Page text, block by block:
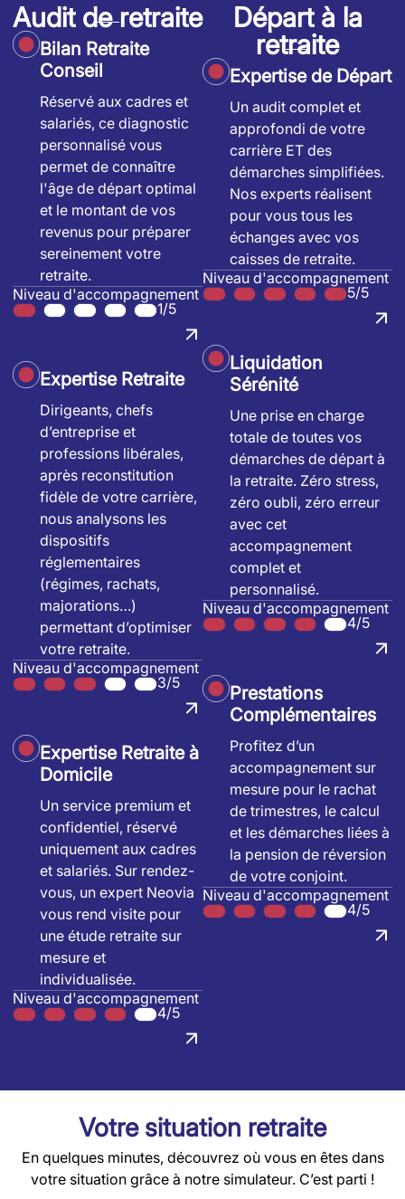
Audit de retraite
Bilan Retraite
Conseil
Réservé aux cadres et
salariés, ce diagnostic
personnalisé vous
permet de connaître
l'âge de départ optimal
et le montant de vos
revenus pour préparer
sereinement votre
retraite.
Niveau d'accompagnement
1/5
Expertise Retraite
Dirigeants, chefs
d’entreprise et
professions libérales,
après reconstitution
fidèle de votre carrière,
nous analysons les
dispositifs
réglementaires
(régimes, rachats,
majorations…)
permettant d’optimiser
votre retraite.
Niveau d'accompagnement
3/5
Expertise Retraite à
Domicile
Un service premium et
confidentiel, réservé
uniquement aux cadres
et salariés. Sur rendez-
vous, un expert Neovia
vous rend visite pour
une étude retraite sur
mesure et
individualisée.
Niveau d'accompagnement
4/5
Départ à la
retraite
Expertise de Départ
Un audit complet et
approfondi de votre
carrière ET des
démarches simplifiées.
Nos experts réalisent
pour vous tous les
échanges avec vos
caisses de retraite.
Niveau d'accompagnement
5/5
Liquidation
Sérénité
Une prise en charge
totale de toutes vos
démarches de départ à
la retraite. Zéro stress,
zéro oubli, zéro erreur
avec cet
accompagnement
complet et
personnalisé.
Niveau d'accompagnement
4/5
Prestations
Complémentaires
Profitez d’un
accompagnement sur
mesure pour le rachat
de trimestres, le calcul
et les démarches liées à
la pension de réversion
de votre conjoint.
Niveau d'accompagnement
4/5
Votre situation retraite
En quelques minutes, découvrez où vous en êtes dans
votre situation grâce à notre simulateur. C’est parti !